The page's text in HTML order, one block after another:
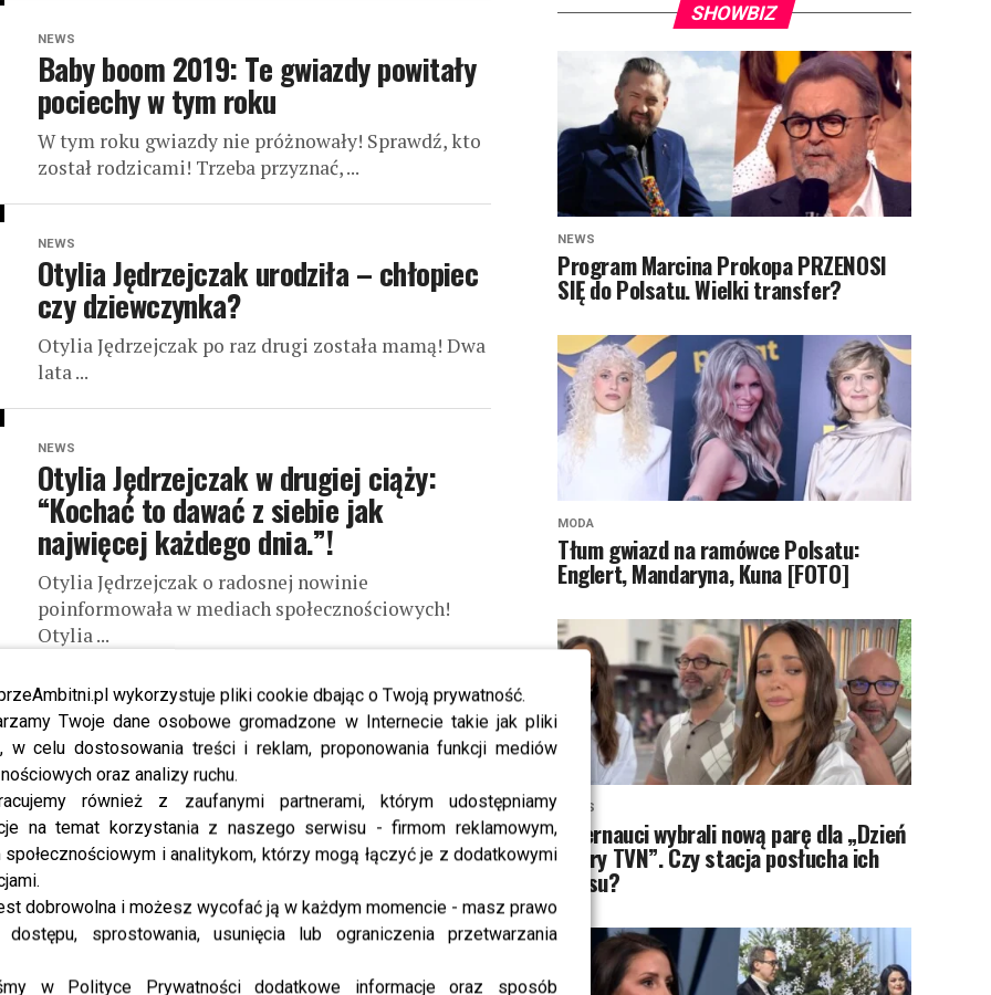
wykorzystuje pliki cookie dbając o Twoją prywatność.
Twoje dane osobowe gromadzone w Internecie takie jak pliki
w celu dostosowania treści i reklam, proponowania funkcji mediów
oraz analizy ruchu.
również z zaufanymi partnerami, którym udostępniamy
na temat korzystania z naszego serwisu - firmom reklamowym,
społecznościowym i analitykom, którzy mogą łączyć je z dodatkowymi
dobrowolna i możesz wycofać ją w każdym momencie - masz prawo
dostępu, sprostowania, usunięcia lub ograniczenia przetwarzania
w Polityce Prywatności dodatkowe informacje oraz sposób
NEWS
Baby boom 2019: Te gwiazdy powitały
pociechy w tym roku
W tym roku gwiazdy nie próżnowały! Sprawdź, kto
został rodzicami! Trzeba przyznać, ...
NEWS
Otylia Jędrzejczak urodziła – chłopiec
czy dziewczynka?
Otylia Jędrzejczak po raz drugi została mamą! Dwa
lata ...
NEWS
Otylia Jędrzejczak w drugiej ciąży:
“Kochać to dawać z siebie jak
najwięcej każdego dnia.”!
Otylia Jędrzejczak o radosnej nowinie
poinformowała w mediach społecznościowych!
Otylia ...
Mocne- Kucner krytykuje Jędrzejczak
za jej komentarz o Mazur!
Jakub Kucner uważa, że komentarz Otylii
Jędrzejczak był niesmaczny! W zeszłym ...
NEWS
Córka Otylii Jędrzejczak rośnie jak na
drożdżach. Mama pęka z dumy
SHOWBIZ
NEWS
Program Marcina Prokopa PRZENOSI
SIĘ do Polsatu. Wielki transfer?
MODA
Tłum gwiazd na ramówce Polsatu:
Englert, Mandaryna, Kuna [FOTO]
NEWS
Internauci wybrali nową parę dla „Dzień
dobry TVN”. Czy stacja posłucha ich
głosu?